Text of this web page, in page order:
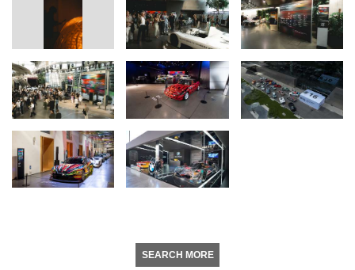
SEARCH MORE